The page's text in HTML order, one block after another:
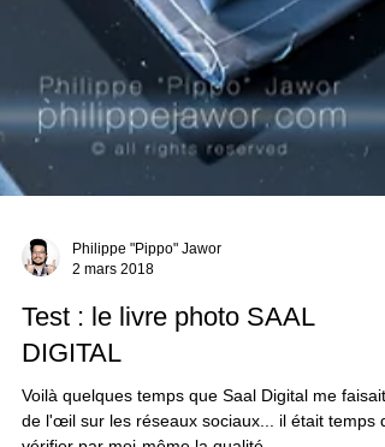
Philippe "Pippo" Jawor
2 mars 2018
DIGITAL